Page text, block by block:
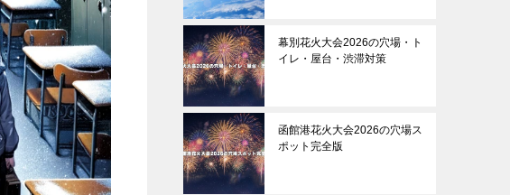
幕別花火大会2026の穴場・ト
イレ・屋台・渋滞対策
函館港花火大会2026の穴場ス
ポット完全版